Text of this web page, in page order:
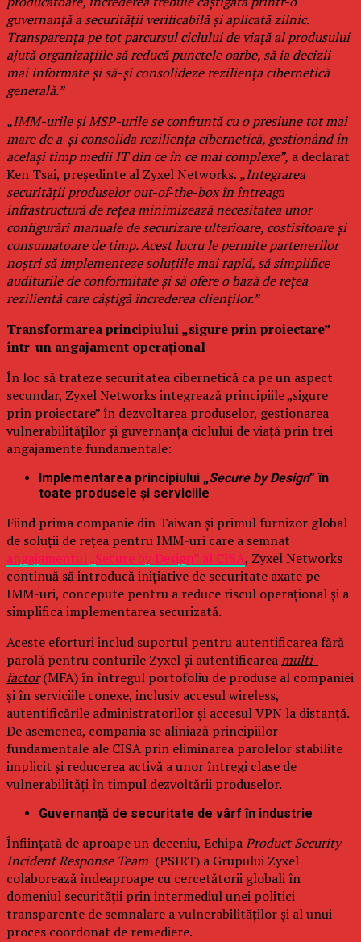
guvernanță a securității verificabilă și aplicată zilnic.
Transparența pe tot parcursul ciclului de viață al produsului
ajută organizațiile să reducă punctele oarbe, să ia decizii
mai informate și să-și consolideze reziliența cibernetică
generală.”
„IMM-urile și MSP-urile se confruntă cu o presiune tot mai
mare de a-și consolida reziliența cibernetică, gestionând în
același timp medii IT din ce în ce mai complexe”, a declarat
Ken Tsai, președinte al Zyxel Networks. „Integrarea
securității produselor out-of-the-box în întreaga
infrastructură de rețea minimizează necesitatea unor
configurări manuale de securizare ulterioare, costisitoare și
consumatoare de timp. Acest lucru le permite partenerilor
noștri să implementeze soluțiile mai rapid, să simplifice
auditurile de conformitate și să ofere o bază de rețea
rezilientă care câștigă încrederea clienților.”
Transformarea principiului „sigure prin proiectare”
într-un angajament operațional
În loc să trateze securitatea cibernetică ca pe un aspect
secundar, Zyxel Networks integrează principiile „sigure
prin proiectare” în dezvoltarea produselor, gestionarea
vulnerabilităților și guvernanța ciclului de viață prin trei
angajamente fundamentale:
Implementarea principiului „Secure by Design” în
toate produsele și serviciile
Fiind prima companie din Taiwan și primul furnizor global
de soluții de rețea pentru IMM-uri care a semnat
angajamentul „Secure by Design” al CISA, Zyxel Networks
continuă să introducă inițiative de securitate axate pe
IMM-uri, concepute pentru a reduce riscul operațional și a
simplifica implementarea securizată.
Aceste eforturi includ suportul pentru autentificarea fără
parolă pentru conturile Zyxel și autentificareamulti-
factor(MFA) în întregul portofoliu de produse al companiei
și în serviciile conexe, inclusiv accesul wireless,
autentificările administratorilor și accesul VPN la distanță.
De asemenea, compania se aliniază principiilor
fundamentale ale CISA prin eliminarea parolelor stabilite
implicit și reducerea activă a unor întregi clase de
vulnerabilități în timpul dezvoltării produselor.
Guvernanță de securitate de vârf în industrie
Înființată de aproape un deceniu, EchipaProduct Security
Incident Response Team (PSIRT) a Grupului Zyxel
colaborează îndeaproape cu cercetătorii globali în
domeniul securității prin intermediul unei politici
transparente de semnalare a vulnerabilităților și al unui
proces coordonat de remediere.